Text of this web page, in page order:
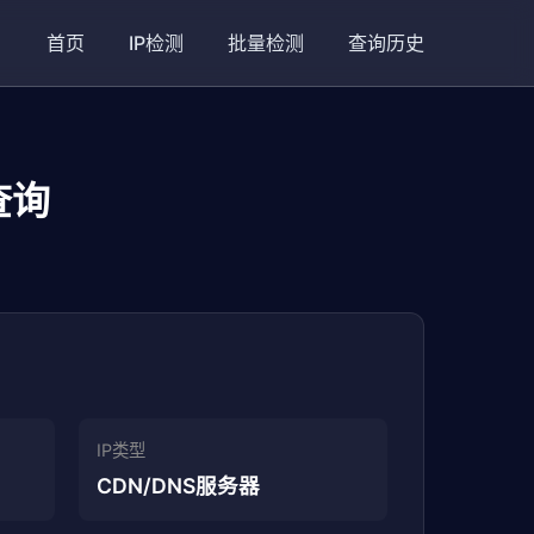
首页 IP检测 批量检测 查询历史
询
IP类型
CDN/DNS服务器